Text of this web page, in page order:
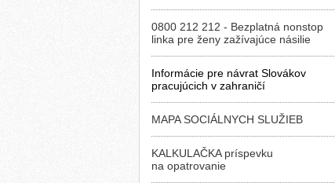
0800 212 212 - Bezplatná nonstop
linka pre ženy zažívajúce násilie
Informácie pre návrat Slovákov
pracujúcich v zahraničí
MAPA SOCIÁLNYCH SLUŽIEB
KALKULAČKA príspevku
na opatrovanie